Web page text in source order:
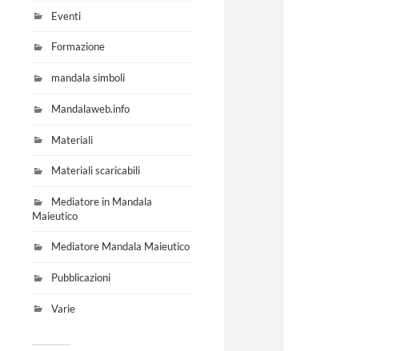
Eventi
Formazione
mandala simboli
Mandalaweb.info
Materiali
Materiali scaricabili
Mediatore in Mandala
Maieutico
Mediatore Mandala Maieutico
Pubblicazioni
Varie